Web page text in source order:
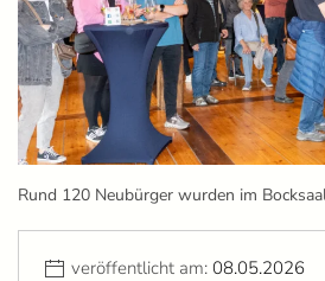
Rund 120 Neubürger wurden im
veröffentlicht am: 08.05.2026